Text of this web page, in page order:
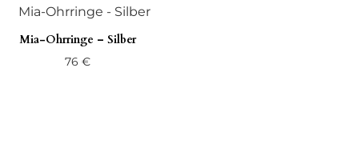
Mia-Ohrringe – Silber
76€